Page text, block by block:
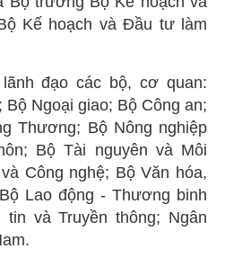
Kế hoạch và Đầu tư làm
đạo các bộ, cơ quan:
Ngoại giao; Bộ Công an;
Thương; Bộ Nông nghiệp
Bộ Tài nguyên và Môi
Công nghệ; Bộ Văn hóa,
Lao động - Thương binh
và Truyền thông; Ngân